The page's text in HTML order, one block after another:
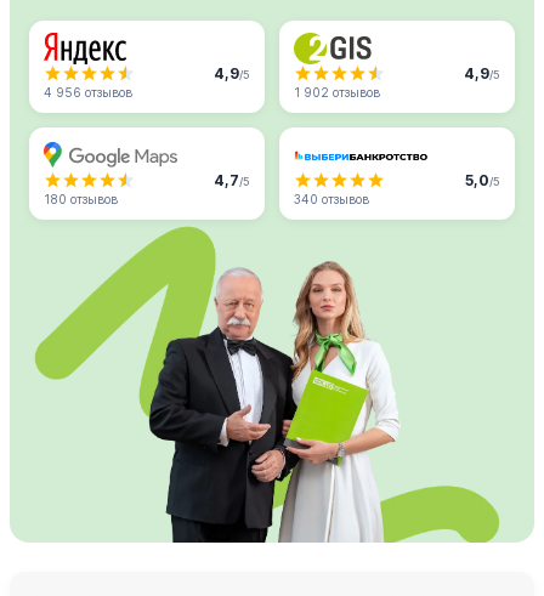
4,9/5
4 956 отзывов
4,9/5
1 902 отзывов
4,7/5
180 отзывов
5,0/5
340 отзывов